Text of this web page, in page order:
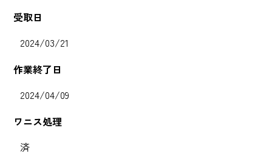
受取日
2024/03/21
作業終了日
2024/04/09
ワニス処理
済